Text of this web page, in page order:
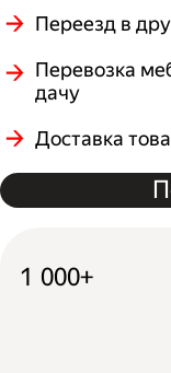
Переезд в
Перевозка
дачу
Доставка
1 000+